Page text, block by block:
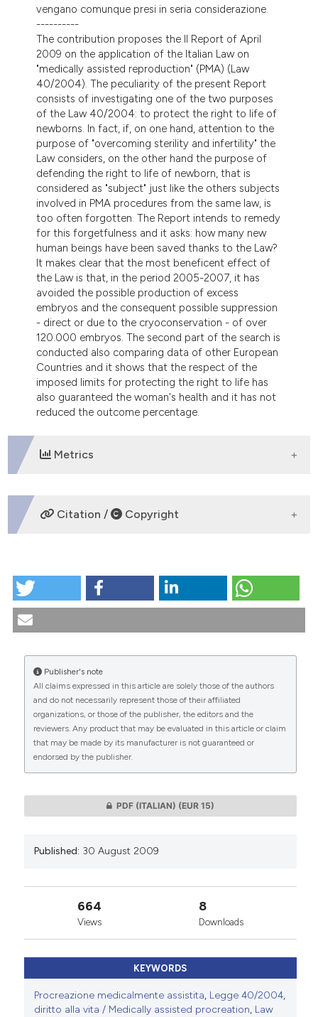
vengano comunque presi in seria considerazione.
----------
The contribution proposes the II Report of April
2009 on the application of the Italian Law on
"medically assisted reproduction" (PMA) (Law
40/2004). The peculiarity of the present Report
consists of investigating one of the two purposes
of the Law 40/2004: to protect the right to life of
newborns. In fact, if, on one hand, attention to the
purpose of "overcoming sterility and infertility" the
Law considers, on the other hand the purpose of
defending the right to life of newborn, that is
considered as "subject" just like the others subjects
involved in PMA procedures from the same law, is
too often forgotten. The Report intends to remedy
for this forgetfulness and it asks: how many new
human beings have been saved thanks to the Law?
It makes clear that the most beneficent effect of
the Law is that, in the period 2005-2007, it has
avoided the possible production of excess
embryos and the consequent possible suppression
- direct or due to the cryoconservation - of over
120.000 embryos. The second part of the search is
conducted also comparing data of other European
Countries and it shows that the respect of the
imposed limits for protecting the right to life has
also guaranteed the woman's health and it has not
reduced the outcome percentage.
Metrics
DOWNLOADS
CITATIONS
0 0
Citation / Copyright
II Rapporto sullo stato di attuazione della Legge
E Morale,58(4).
https://doi.org/10.4081/mem.2009.240
More Citation Formats
Publisher's note
All claims expressed in this article are solely those of the authors
and do not necessarily represent those of their affiliated
organizations, or those of the publisher, the editors and the
reviewers. Any product that may be evaluated in this article or claim
that may be made by its manufacturer is not guaranteed or
endorsed by the publisher.
PDF (ITALIAN) (EUR 15)
Published: 30 August 2009
664
Views
8
Downloads
KEYWORDS
Procreazione medicalmente assistita, Legge 40/2004,
diritto alla vita / Medically assisted procreation, Law